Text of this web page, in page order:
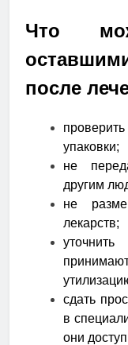
Что
после
упаковки;
не
другим
не
лекарств;
сдать
в
они